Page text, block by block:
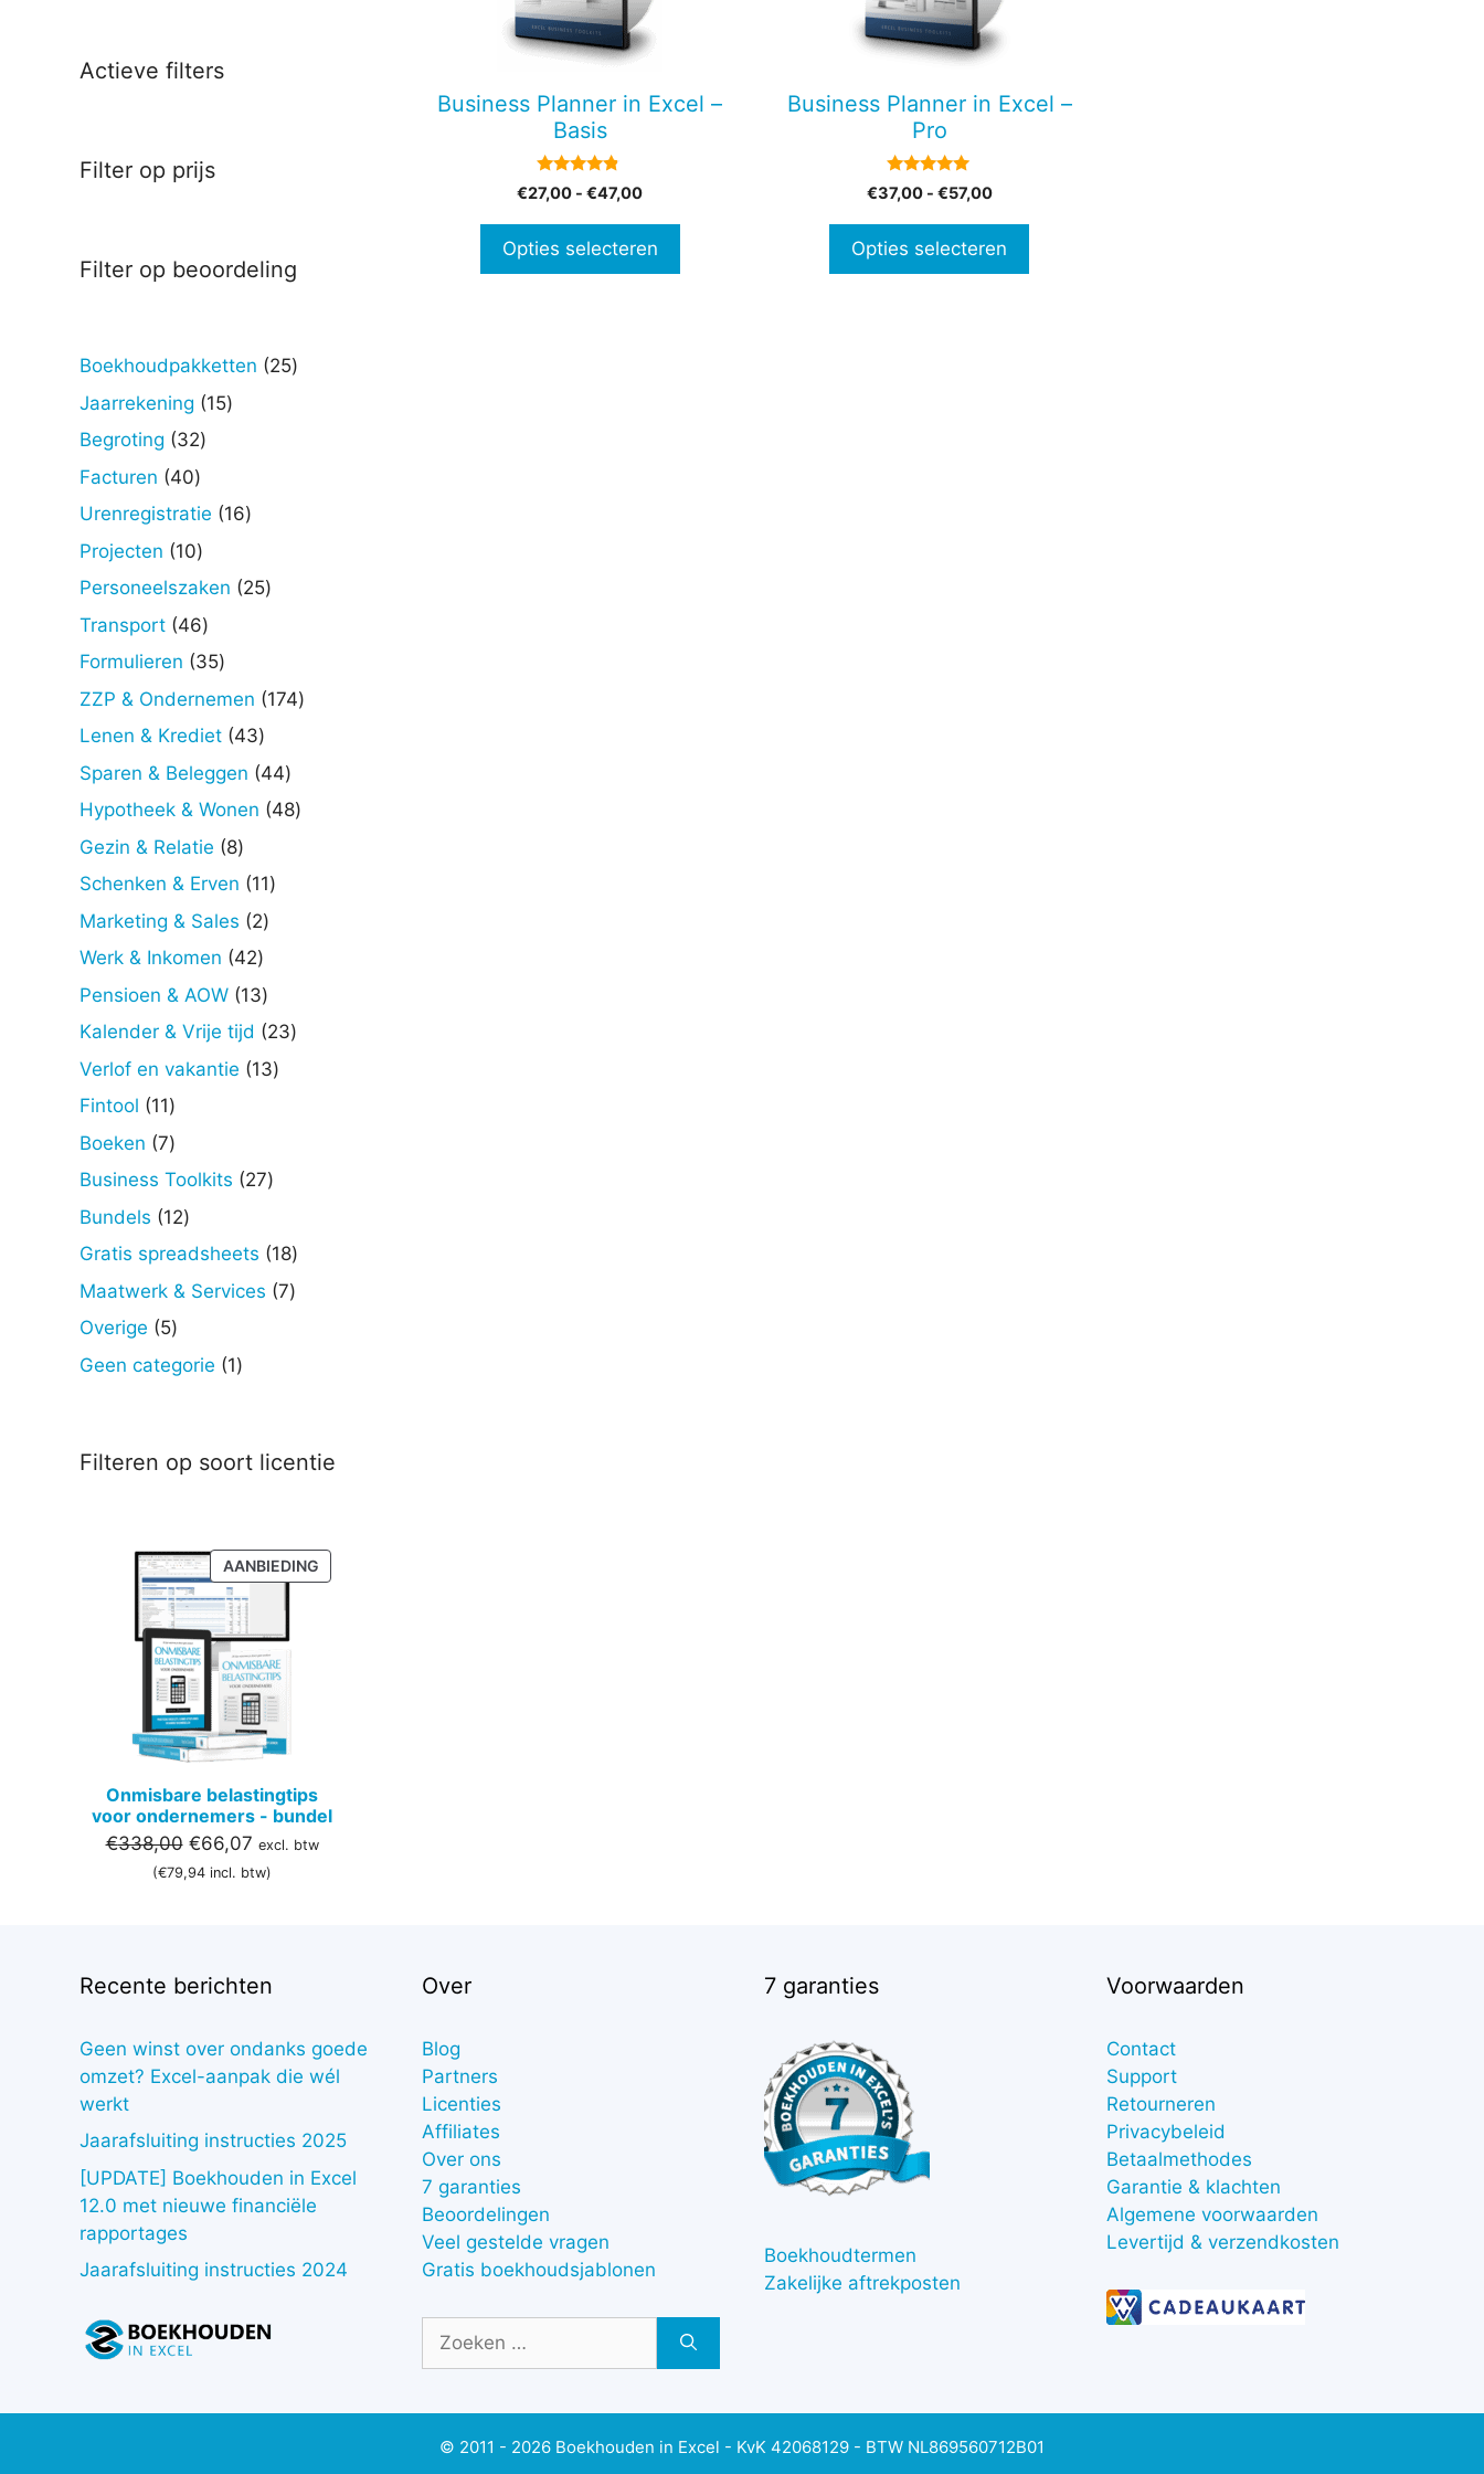
Business Planner in Excel –
Basis
4.67
van 5
€27,00 - €47,00Prijsklasse:
€47,00
Opties selecteren
worden
productpagina
Business Planner in Excel –
Pro
5.00
van 5
€37,00 - €57,00Prijsklasse:
€57,00
Opties selecteren
worden
productpagina
Actieve filters
Filter op prijs
Filter op beoordeling
Boekhoudpakketten 2525
Jaarrekening 1515
Begroting 3232
Facturen 4040
producten
Urenregistratie 1616
Projecten 1010
producten
Personeelszaken 2525
Transport 4646
producten
Formulieren 3535
producten
ZZP & Ondernemen 174174
Lenen & Krediet 4343
producten
Sparen & Beleggen 4444
producten
Hypotheek & Wonen 4848
Gezin & Relatie 88
producten
Schenken & Erven 1111
Marketing & Sales 22
Werk & Inkomen 4242
producten
Pensioen & AOW 1313
producten
Kalender & Vrije tijd 2323
Verlof en vakantie 1313
Fintool 1111
producten
Boeken 77
producten
Business Toolkits 2727
Bundels 1212
producten
Gratis spreadsheets 1818
producten
Maatwerk & Services 77
Overige 55
producten
Geen categorie 11
Filteren op soort licentie
AANBIEDINGPRODUCT
IN
Onmisbare belastingtips
voor ondernemers - bundel
€338,00 Oorspronkelijke
prijs
€66,07Huidige
prijs
excl. btw
(€79,94 incl. btw)
Recente berichten
Geen winst over ondanks goede
omzet? Excel-aanpak die wél
werkt
Jaarafsluiting instructies 2025
[UPDATE] Boekhouden in Excel
12.0 met nieuwe financiële
rapportages
Jaarafsluiting instructies 2024
Over
Blog
Partners
Licenties
Affiliates
Over ons
7 garanties
Beoordelingen
Veel gestelde vragen
Gratis boekhoudsjablonen
naar:
7 garanties
Boekhoudtermen
Zakelijke aftrekposten
Voorwaarden
Contact
Support
Retourneren
Privacybeleid
Betaalmethodes
Garantie & klachten
Algemene voorwaarden
Levertijd & verzendkosten
© 2011 - 2026 Boekhouden in Excel - KvK 42068129 - BTW NL869560712B01